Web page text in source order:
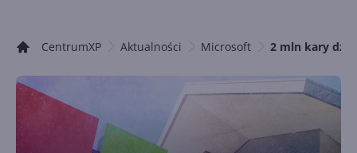
CentrumXP Aktualności Microsoft 2 mln kary